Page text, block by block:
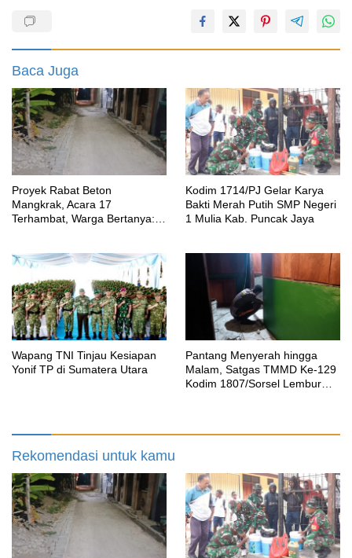
Baca Juga
Proyek Rabat Beton
Mangkrak, Acara 17
Terhambat, Warga Bertanya:
Kodim 1714/PJ Gelar Karya
Bakti Merah Putih SMP Negeri
1 Mulia Kab. Puncak Jaya
Wapang TNI Tinjau Kesiapan
Yonif TP di Sumatera Utara
Pantang Menyerah hingga
Malam, Satgas TMMD Ke-129
Kodim 1807/Sorsel Lembur
Rekomendasi untuk kamu